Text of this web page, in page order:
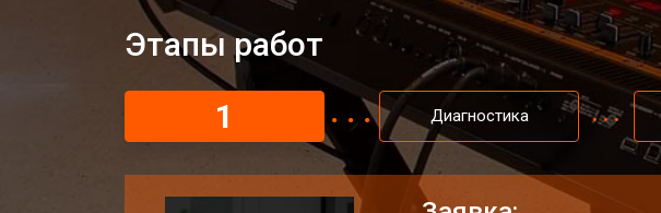
Чистка токопроводящих резинок механизма клавиш
Ремонт механизма клавиш
Этапы работ
1
Диагностика